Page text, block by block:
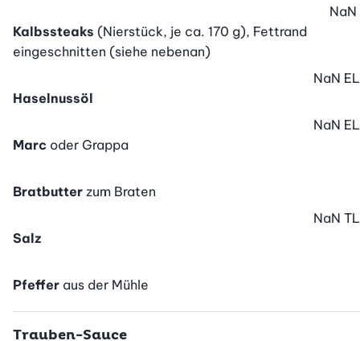
Kalbssteaks (Nierstück, je ca. 170 g), Fettrand
eingeschnitten (siehe nebenan)
NaN
Haselnussöl
NaN EL
Marc oder Grappa
NaN EL
Bratbutter zum Braten
Salz
NaN TL
Pfeffer aus der Mühle
Trauben-Sauce